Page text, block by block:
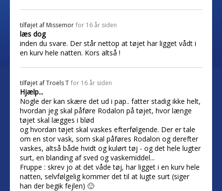
tilføjet af Missemor for 16 år siden
læs dog
inden du svare. Der står nettop at tøjet har ligget vådt i
en kurv hele natten. Kors altså !
tilføjet afTroels T for 16 år siden
Hjælp...
Nogle der kan skære det ud i pap.. fatter stadig ikke helt,
hvordan jeg skal påføre Rodalon på tøjet, hvor længe
tøjet skal lægges i blød
og hvordan tøjet skal vaskes efterfølgende. Der er tale
om en stor vask, som skal påføres Rodalon og derefter
vaskes, altså både hvidt og kulørt tøj - og det hele lugter
surt, en blanding af sved og vaskemiddel...
Fruppe : skrev jo at det våde tøj, har ligget i en kurv hele
natten, selvfølgelig kommer det til at lugte surt (siger
han der begik fejlen) 🙂